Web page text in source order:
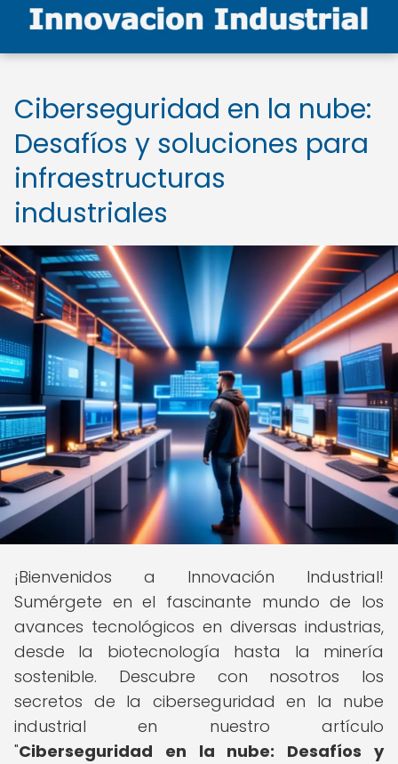
Ciberseguridad en la nube:
Desafíos y soluciones para
infraestructuras
industriales
¡Bienvenidos a Innovación Industrial!
Sumérgete en el fascinante mundo de los
avances tecnológicos en diversas industrias,
desde la biotecnología hasta la minería
sostenible. Descubre con nosotros los
secretos de la ciberseguridad en la nube
industrial en nuestro artículo
"Ciberseguridad en la nube: Desafíos y